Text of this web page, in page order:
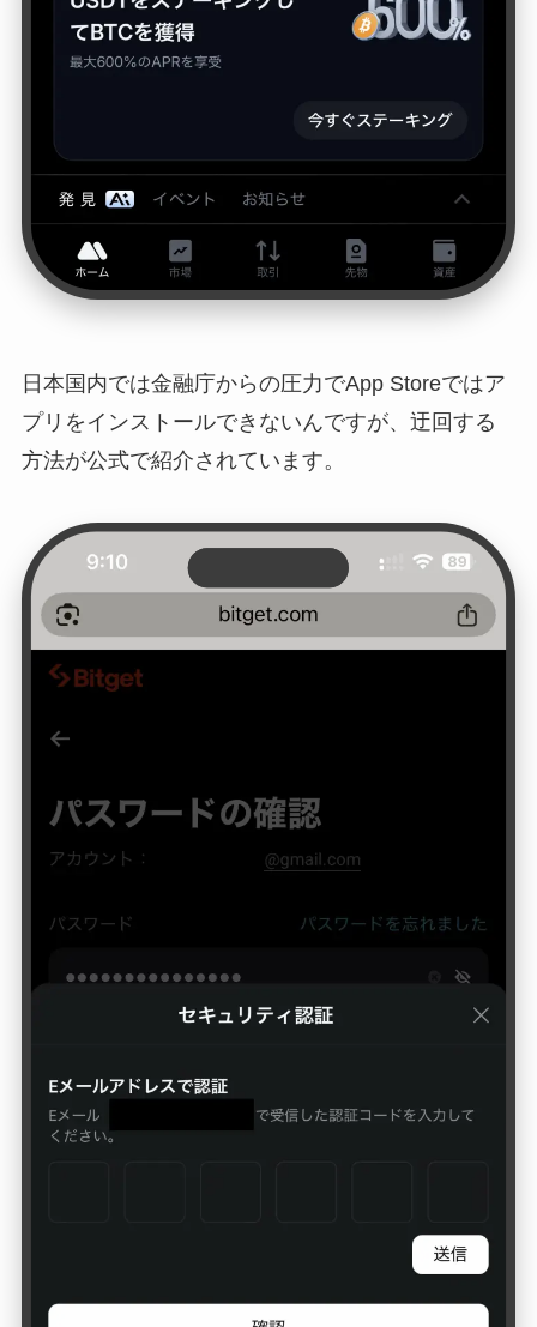
日本国内では金融庁からの圧力でApp Storeではア
プリをインストールできないんですが、迂回する
方法が公式で紹介されています。